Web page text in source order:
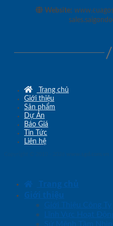
Website:
Trang chủ
Giới thiệu
Sản phẩm
Dự Án
Báo Giá
Tin Tức
Liên hệ
Trang chủ
Giới thiệu
Giới Thiệu Công Ty
Lĩnh Vực Hoạt
Sứ Mệnh Tầm Nhìn